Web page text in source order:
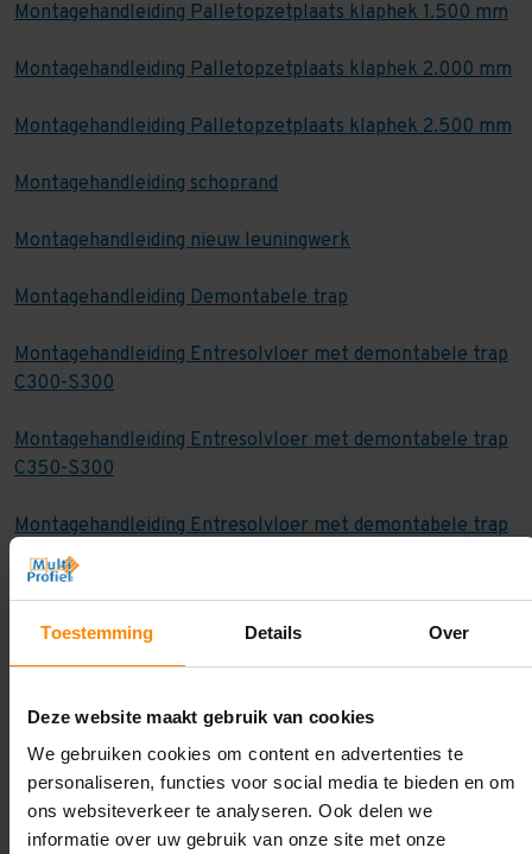
Toestemming Details Over
Deze website maakt gebruik van cookies
We gebruiken cookies om content en advertenties te
personaliseren, functies voor social media te bieden en om
ons websiteverkeer te analyseren. Ook delen we
informatie over uw gebruik van onze site met onze
Montagehandleiding Palletopzetplaats klaphek 1.500 mm
Montagehandleiding Palletopzetplaats klaphek 2.000 mm
Montagehandleiding Palletopzetplaats klaphek 2.500 mm
Montagehandleiding schoprand
Montagehandleiding nieuw leuningwerk
Montagehandleiding Demontabele trap
Montagehandleiding Entresolvloer met demontabele trap
C300-S300
Montagehandleiding Entresolvloer met demontabele trap
C350-S300
Montagehandleiding Entresolvloer met demontabele trap
C350-S350
S300
S300
Montagehandleiding Entresolvloer gelaste trap C350-
S350